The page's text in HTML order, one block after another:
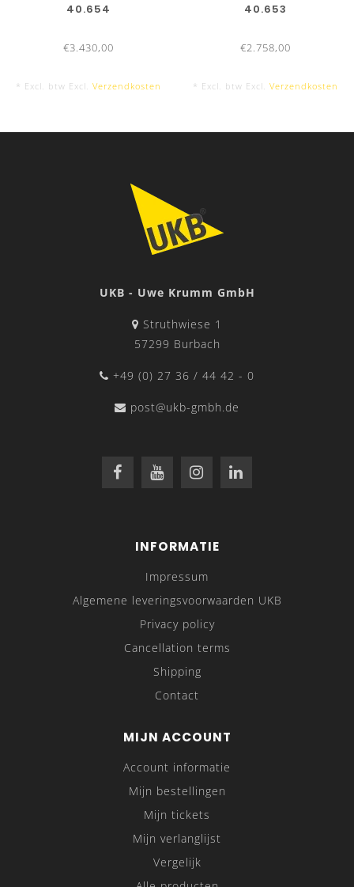
40.654
€3.430,00
* Excl. btw Excl. Verzendkosten
40.653
€2.758,00
* Excl. btw Excl. Verzendkosten
UKB - Uwe Krumm GmbH
Struthwiese 1
57299 Burbach
+49 (0) 27 36 / 44 42 - 0
post@ukb-gmbh.de
INFORMATIE
Impressum
Algemene leveringsvoorwaarden UKB
Privacy policy
Cancellation terms
Shipping
Contact
MIJN ACCOUNT
Account informatie
Mijn bestellingen
Mijn tickets
Mijn verlanglijst
Vergelijk